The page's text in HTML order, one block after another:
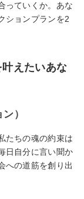
っていくか。あな
ションプランを2
えたいあな
）
たちの魂の約束は
日自分に言い聞か
への道筋を創り出